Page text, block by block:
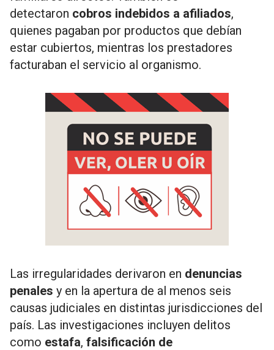
detectaron cobros indebidos a afiliados,
quienes pagaban por productos que debían
estar cubiertos, mientras los prestadores
facturaban el servicio al organismo.
Las irregularidades derivaron en denuncias
penales y en la apertura de al menos seis
causas judiciales en distintas jurisdicciones del
país. Las investigaciones incluyen delitos
como estafa, falsificación de